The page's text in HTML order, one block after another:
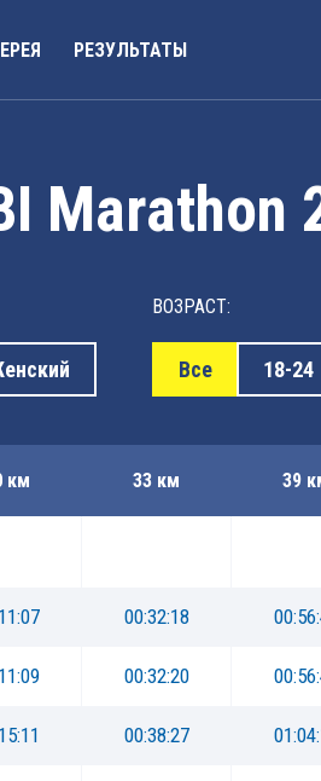
РЕЗУЛЬТАТЫ
Marathon
ВОЗРАСТ:
Все 18-24
км 33 км 39
00:32:18
00:32:20
00:38:27